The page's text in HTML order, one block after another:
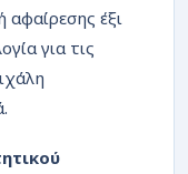
έξι
για τις